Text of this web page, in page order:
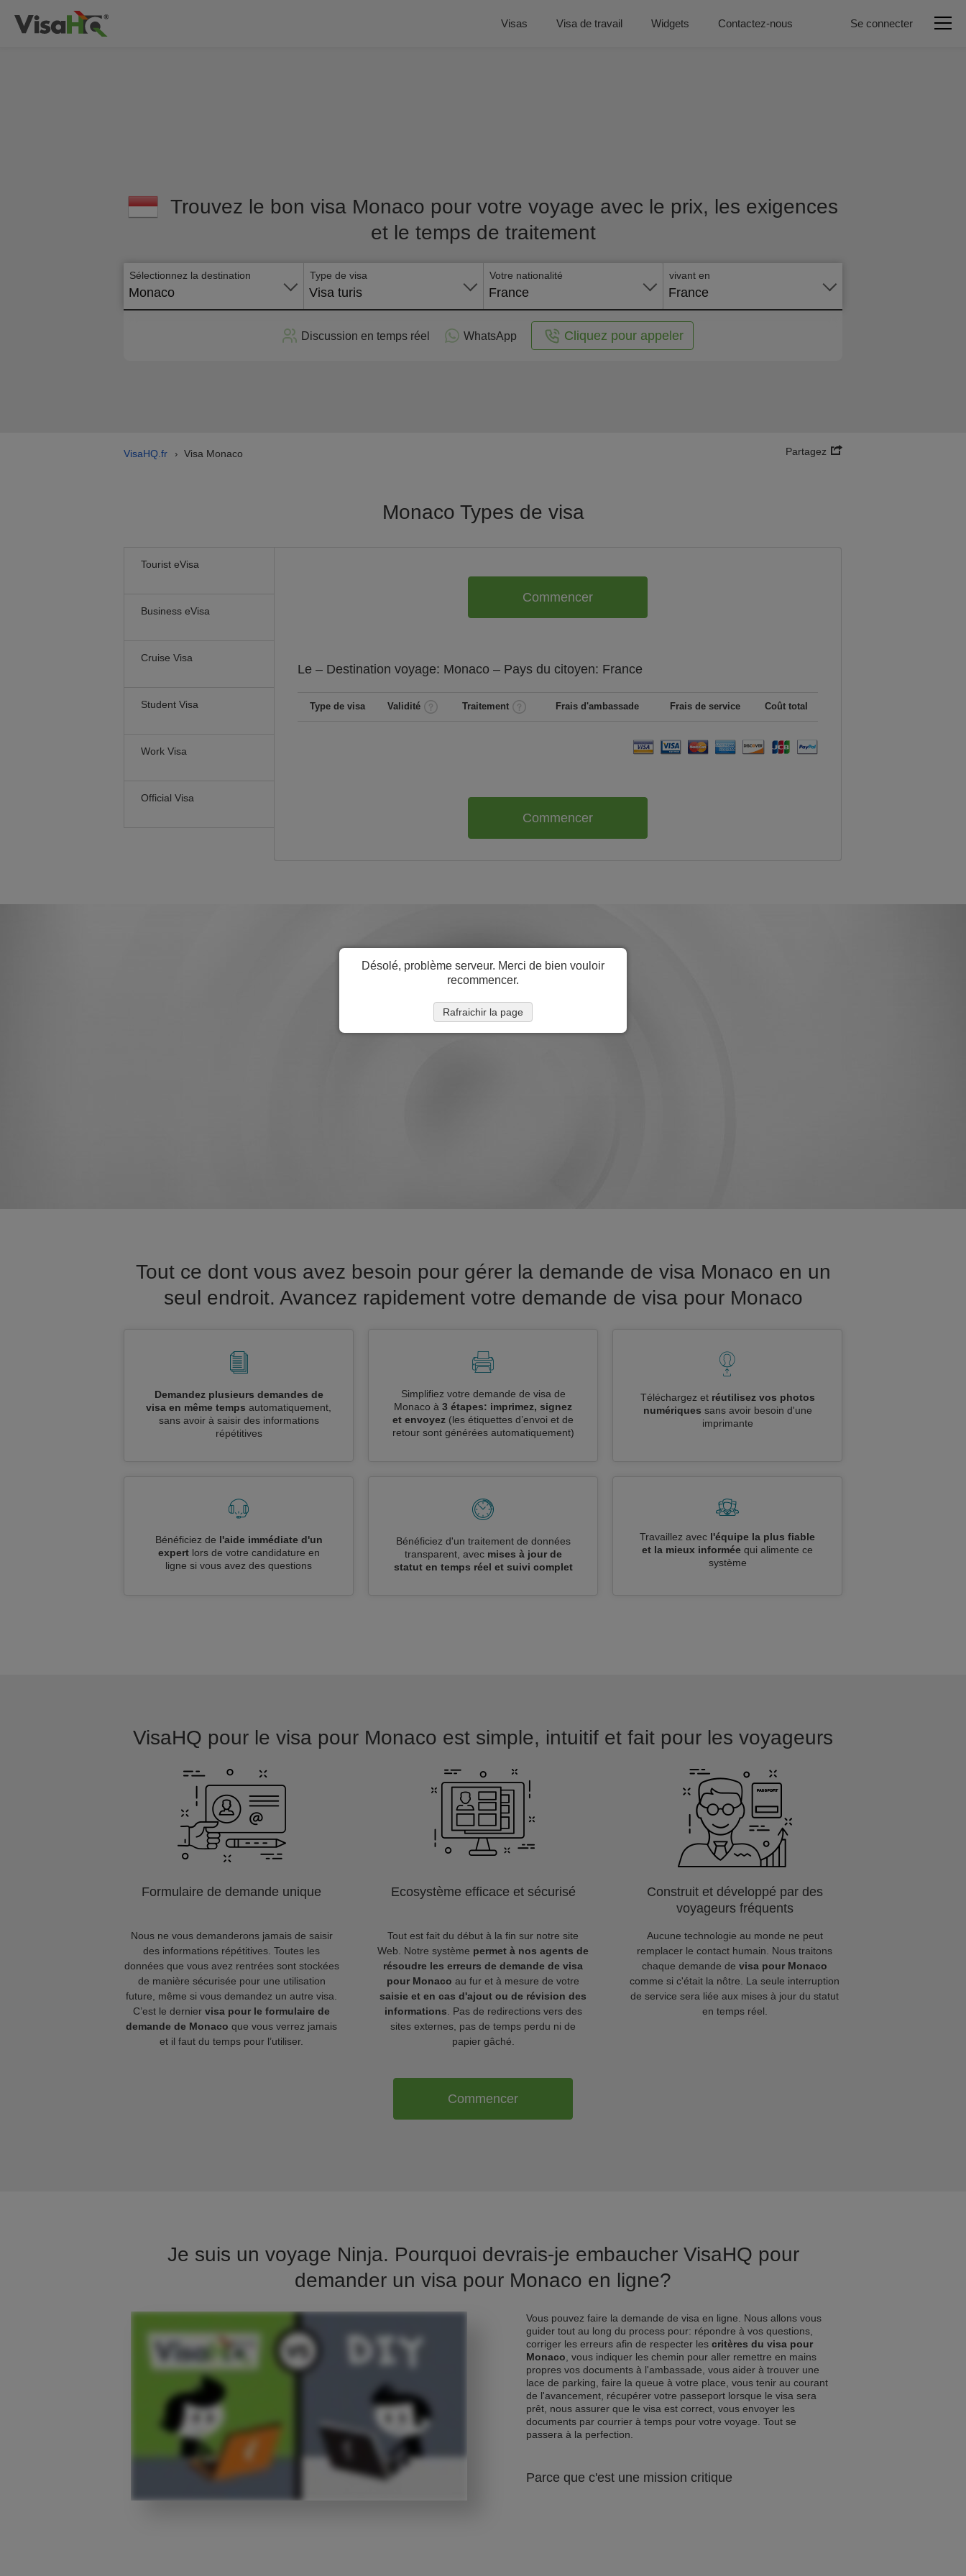
Visas Visa de travail Widgets Contactez-nous Se connecter
Trouvez le bon visa Monaco pour votre voyage avec le prix, les exigences
et le temps de traitement
Sélectionnez la destination
Monaco
Type de visa
Visa turis
Votre nationalité
France
vivant en
France
Discussion en temps réel WhatsApp Cliquez pour appeler
VisaHQ.fr › Visa Monaco Partagez
Monaco Types de visa
Tourist eVisa
Business eVisa
Cruise Visa
Student Visa
Work Visa
Official Visa
Commencer
Le – Destination voyage: Monaco – Pays du citoyen: France
Type de visa Validité Traitement Frais d'ambassade Frais de service Coût total
Commencer
Tout ce dont vous avez besoin pour gérer la demande de visa Monaco en un
seul endroit. Avancez rapidement votre demande de visa pour Monaco
Demandez plusieurs demandes de
visa en même temps automatiquement,
sans avoir à saisir des informations
répétitives
Simplifiez votre demande de visa de
Monaco à 3 étapes: imprimez, signez
et envoyez (les étiquettes d’envoi et de
retour sont générées automatiquement)
Téléchargez et réutilisez vos photos
numériques sans avoir besoin d'une
imprimante
Bénéficiez de l'aide immédiate d'un
expertlors de votre candidature en
ligne si vous avez des questions
Bénéficiez d'un traitement de données
transparent, avec mises à jour de
statut en temps réel et suivi complet
Travaillez avec l'équipe la plus fiable
et la mieux informée qui alimente ce
système
VisaHQ pour le visa pour Monaco est simple, intuitif et fait pour les voyageurs
Formulaire de demande unique
Nous ne vous demanderons jamais de saisir
des informations répétitives. Toutes les
données que vous avez rentrées sont stockées
de manière sécurisée pour une utilisation
future, même si vous demandez un autre visa.
C’est le dernier visa pour le formulaire de
demande de Monaco que vous verrez jamais
et il faut du temps pour l’utiliser.
Ecosystème efficace et sécurisé
Tout est fait du début à la fin sur notre site
Web. Notre système permet à nos agents de
résoudre les erreurs de demande de visa
pour Monaco au fur et à mesure de votre
saisie et en cas d'ajout ou de révision des
informations . Pas de redirections vers des
sites externes, pas de temps perdu ni de
papier gâché.
Construit et développé par des
voyageurs fréquents
Aucune technologie au monde ne peut
remplacer le contact humain. Nous traitons
chaque demande de visa pour Monaco
comme si c'était la nôtre. La seule interruption
de service sera liée aux mises à jour du statut
en temps réel.
Commencer
Je suis un voyage Ninja. Pourquoi devrais-je embaucher VisaHQ pour
demander un visa pour Monaco en ligne?
Vous pouvez faire la demande de visa en ligne. Nous allons vous
guider tout au long du process pour: répondre à vos questions,
corriger les erreurs afin de respecter les critères du visa pour
Monaco , vous indiquer les chemin pour aller remettre en mains
propres vos documents à l'ambassade, vous aider à trouver une
lace de parking, faire la queue à votre place, vous tenir au courant
de l'avancement, récupérer votre passeport lorsque le visa sera
prêt, nous assurer que le visa est correct, vous envoyer les
documents par courrier à temps pour votre voyage. Tout se
passera à la perfection.
Parce que c'est une mission critique
Désolé, problème serveur. Merci de bien vouloir
recommencer.
Rafraichir la page